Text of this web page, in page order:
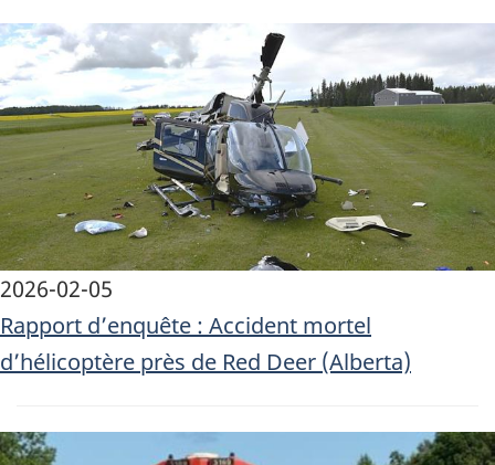
Image
2026-02-05
Rapport d’enquête : Accident mortel
d’hélicoptère près de Red Deer (Alberta)
Image